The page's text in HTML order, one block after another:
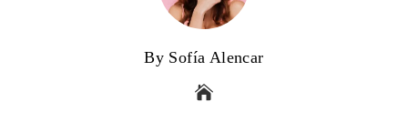
By Sofía Alencar